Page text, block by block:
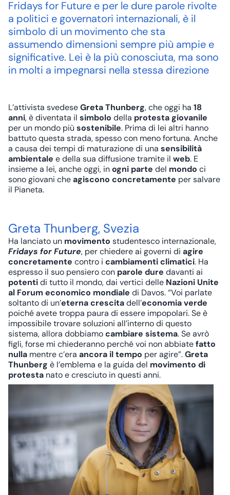
Fridays for Future e per le dure parole rivolte
a politici e governatori internazionali, è il
simbolo di un movimento che sta
assumendo dimensioni sempre più ampie e
significative. Lei è la più conosciuta, ma sono
in molti a impegnarsi nella stessa direzione
L’attivista svedeseGreta Thunberg, che oggi ha 18
anni, è diventata il simbolo della protesta giovanile
per un mondo più sostenibile. Prima di lei altri hanno
battuto questa strada, spesso con meno fortuna. Anche
a causa dei tempi di maturazione di una sensibilità
ambientale e della sua diffusione tramite il web. E
insieme a lei, anche oggi, inogni parte del mondo ci
sono giovani cheagiscono concretamente per salvare
il Pianeta.
Greta Thunberg, Svezia
Ha lanciato un movimento studentesco internazionale,
Fridays for Future, per chiedere ai governi di agire
concretamente contro i cambiamenti climatici. Ha
espresso il suo pensiero con parole dure davanti ai
potentidi tutto il mondo, dai vertici delle Nazioni Unite
al Forum economico mondiale di Davos. “Voi parlate
soltanto di un’eterna crescitadell’economia verde
poiché avete troppa paura di essere impopolari. Se è
impossibile trovare soluzioni all’interno di questo
sistema, allora dobbiamocambiare sistema. Se avrò
figli, forse mi chiederanno perché voi non abbiatefatto
nulla mentre c’era ancora il tempo per agire”.Greta
Thunberg è l’emblema e la guida del movimento di
protesta nato e cresciuto in questi anni.